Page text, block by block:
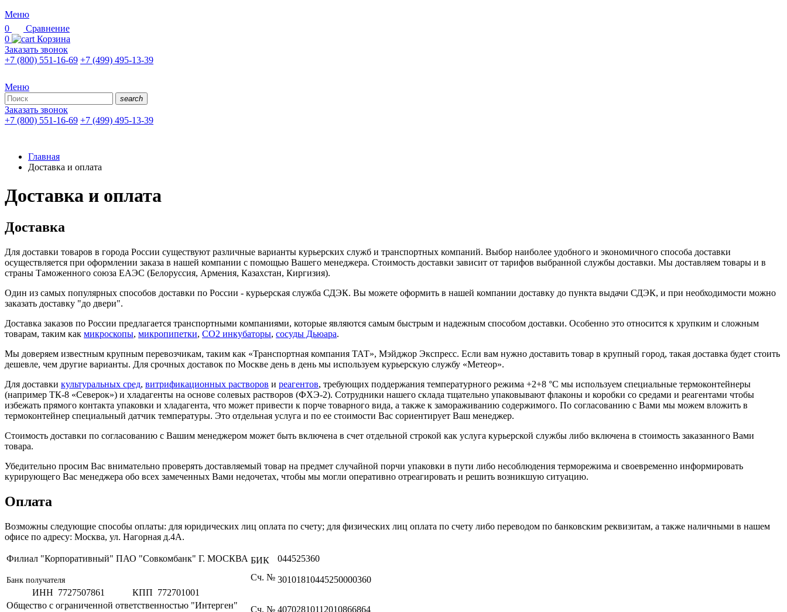
Меню
0
Сравнение
0
Корзина
Заказать звонок
+7 (800) 551-16-69 +7 (499) 495-13-39
Меню
search
Заказать звонок
+7 (800) 551-16-69 +7 (499) 495-13-39
Главная
Доставка и оплата
Доставка и оплата
Доставка
Для доставки товаров в города России существуют различные варианты курьерских служб и транспортных компаний. Выбор наиболее удобного и экономичного способа доставки
осуществляется при оформлении заказа в нашей компании с помощью Вашего менеджера. Стоимость доставки зависит от тарифов выбранной службы доставки. Мы доставляем товары и в
страны Таможенного союза ЕАЭС (Белоруссия, Армения, Казахстан, Киргизия).
Один из самых популярных способов доставки по России - курьерская служба СДЭК. Вы можете оформить в нашей компании доставку до пункта выдачи СДЭК, и при необходимости можно
заказать доставку "до двери".
Доставка заказов по России предлагается транспортными компаниями, которые являются самым быстрым и надежным способом доставки. Особенно это относится к хрупким и сложным
товарам, таким как микроскопы, микропипетки, СО2 инкубаторы, сосуды Дьюара.
Мы доверяем известным крупным перевозчикам, таким как «Транспортная компания ТАТ», Мэйджор Экспресс. Если вам нужно доставить товар в крупный город, такая доставка будет стоить
дешевле, чем другие варианты. Для срочных доставок по Москве день в день мы используем курьерскую службу «Метеор».
Для доставки культуральных сред, витрификационных растворов и реагентов, требующих поддержания температурного режима +2+8 °С мы используем специальные термоконтейнеры
(например ТК-8 «Северок») и хладагенты на основе солевых растворов (ФХЭ-2). Сотрудники нашего склада тщательно упаковывают флаконы и коробки со средами и реагентами чтобы
избежать прямого контакта упаковки и хладагента, что может привести к порче товарного вида, а также к замораживанию содержимого. По согласованию с Вами мы можем вложить в
термоконтейнер специальный датчик температуры. Это отдельная услуга и по ее стоимости Вас сориентирует Ваш менеджер.
Стоимость доставки по согласованию с Вашим менеджером может быть включена в счет отдельной строкой как услуга курьерской службы либо включена в стоимость заказанного Вами
товара.
Убедительно просим Вас внимательно проверять доставляемый товар на предмет случайной порчи упаковки в пути либо несоблюдения терморежима и своевременно информировать
курирующего Вас менеджера обо всех замеченных Вами недочетах, чтобы мы могли оперативно отреагировать и решить возникшую ситуацию.
Оплата
Возможны следующие способы оплаты: для юридических лиц оплата по счету; для физических лиц оплата по счету либо переводом по банковским реквизитам, а также наличными в нашем
офисе по адресу: Москва, ул. Нагорная д.4А.
Филиал "Корпоративный" ПАО "Совкомбанк" Г. МОСКВА
Банк получателя
БИК 044525360
30101810445250000360
Сч. №
ИНН 7727507861
КПП 772701001
Сч. № 40702810112010866864
Общество с ограниченной ответственностью "Интерген"